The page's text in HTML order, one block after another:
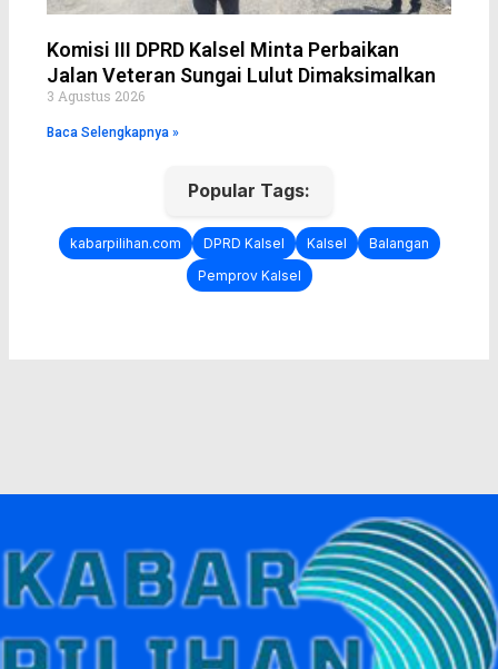
Komisi III DPRD Kalsel Minta Perbaikan
Jalan Veteran Sungai Lulut Dimaksimalkan
3 Agustus 2026
Baca Selengkapnya »
Popular Tags:
kabarpilihan.com DPRD Kalsel Kalsel
Balangan
Pemprov Kalsel